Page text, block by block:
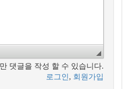
댓글을 작성 할 수 있습니다.
로그인 , 회원가입